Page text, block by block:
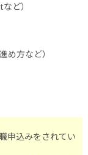
ど）
め方など）
申込みをされてい